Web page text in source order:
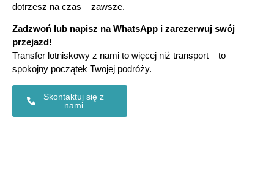
dotrzesz na czas – zawsze.
Zadzwoń lub napisz na WhatsApp i zarezerwuj swój
przejazd!
Transfer lotniskowy z nami to więcej niż transport – to
spokojny początek Twojej podróży.
Skontaktuj się z
nami